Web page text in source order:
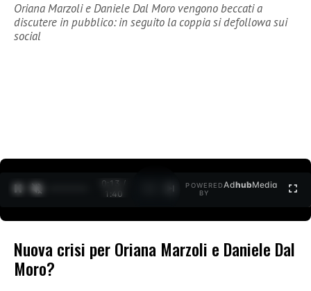
Oriana Marzoli e Daniele Dal Moro vengono beccati a
discutere in pubblico: in seguito la coppia si defollowa sui
social
0:15 /
1:40
POWERED
BY
AdhubMedia
Nuova crisi per Oriana Marzoli e Daniele Dal
Moro?